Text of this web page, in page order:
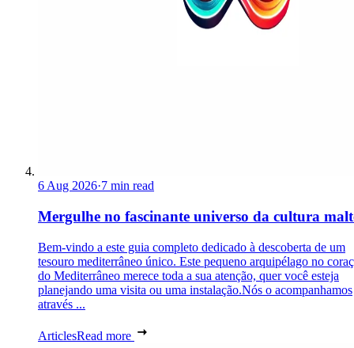
6 Aug 2026·7 min read
Mergulhe no fascinante universo da cultura
Bem-vindo a este guia completo dedicado à descoberta de um
tesouro mediterrâneo único. Este pequeno arquipélago no
do Mediterrâneo merece toda a sua atenção, quer você esteja
planejando uma visita ou uma instalação.Nós o acompanhamos
através ...
ArticlesRead more